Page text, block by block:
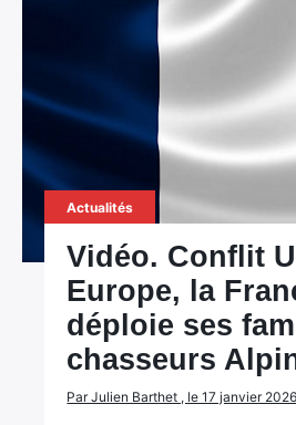
Actualités
Vidéo. Conflit
Europe, la
déploie ses
chasseurs
Par Julien Barthet , le 17 janvier 2026